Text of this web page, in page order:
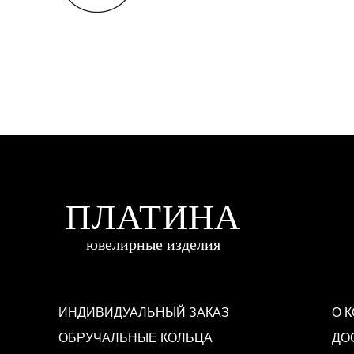
ИНДИВИДУАЛЬНЫЙ ЗАКАЗ
ОБРУЧАЛЬНЫЕ КОЛЬЦА
О